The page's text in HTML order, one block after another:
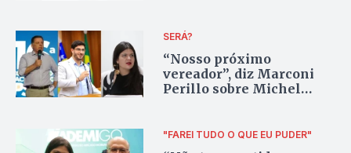
SERÁ?
“Nosso próximo
vereador”, diz Marconi
Perillo sobre Michel
Aava Santiago
"FAREI TUDO O QUE EU PUDER"